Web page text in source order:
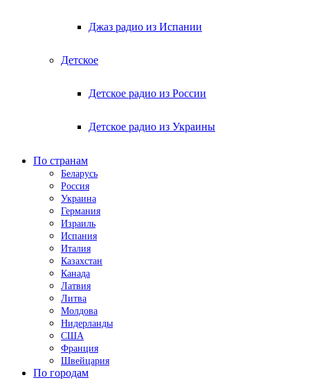
Джаз радио из Испании
Детское
Детское радио из России
Детское радио из Украины
По странам
Беларусь
Россия
Украина
Германия
Израиль
Испания
Италия
Казахстан
Канада
Латвия
Литва
Молдова
Нидерланды
США
Франция
Швейцария
По городам